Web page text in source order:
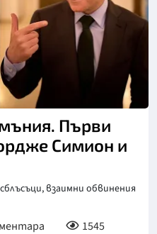
Първи
Симион и
взаимни обвинения
1545